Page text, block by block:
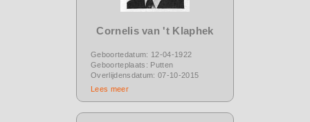
Cornelis van 't Klaphek
Geboortedatum: 12-04-1922
Geboorteplaats: Putten
Overlijdensdatum: 07-10-2015
Lees meer